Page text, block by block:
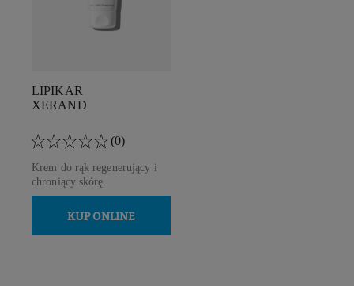
LIPIKAR
XERAND
(0)
Krem do rąk regenerujący i
chroniący skórę.
KUP ONLINE